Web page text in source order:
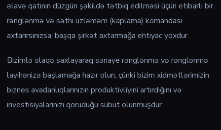
əlavə qatının düzgün şəkildə tətbiq edilməsi üçün etibarlı bir
rənglənmə və səthi üzləməm (kaplama) komandası
axtarırsınızsa, başqa şirkət axtarmağa ehtiyac yoxdur.
Bizimlə əlaqə saxlayaraq sənaye rənglənmə və rənglənmə
layihənizə başlamağa hazır olun, çünki bizim xidmətlərimizin
biznes avadanlıqlarınızın produktivliyini artırdığını və
investisiyalarınızı qoruduğu sübut olunmuşdur.